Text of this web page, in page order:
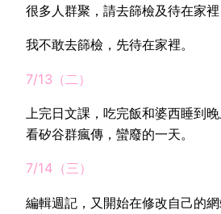
很多人群聚，請去篩檢及待在家
我不敢去篩檢，先待在家裡。
7/13（二）
上完日文課，吃完飯和婆西睡到
看矽谷群瘋傳，蠻廢的一天。
7/14（三）
編輯週記，又開始在修改自己的